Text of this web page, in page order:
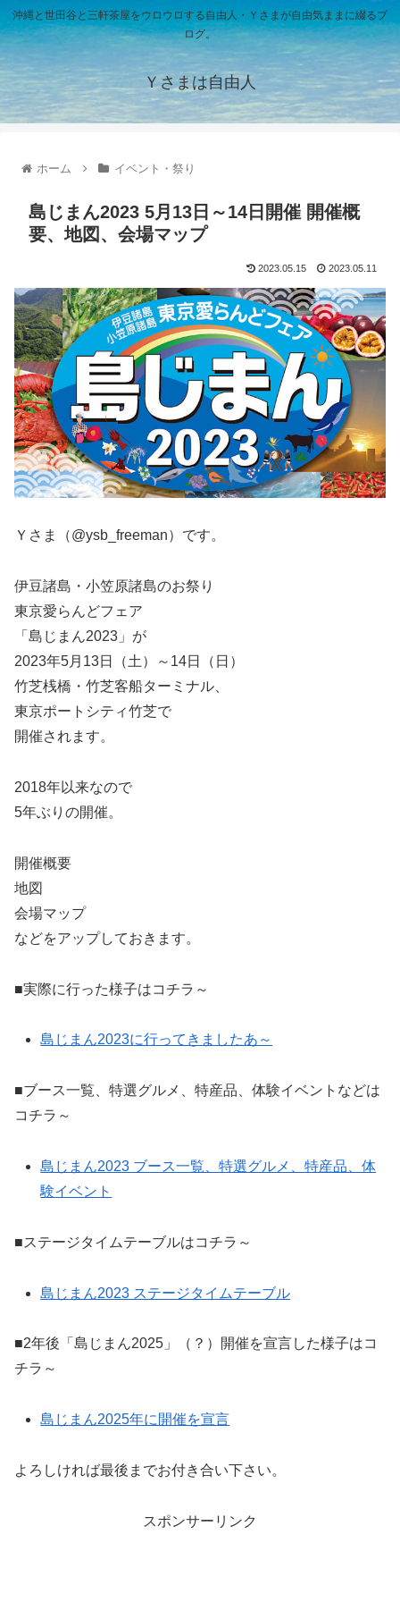
沖縄と世田谷と三軒茶屋をウロウロする自由人・Ｙさまが自由気ままに綴るブ
ログ。
Ｙさまは自由人
ホーム イベント・祭り
島じまん2023 5月13日～14日開催 開催概
要、地図、会場マップ
2023.05.15 2023.05.11
Ｙさま（@ysb_freeman）です。
伊豆諸島・小笠原諸島のお祭り
東京愛らんどフェア
「島じまん2023」が
2023年5月13日（土）～14日（日）
竹芝桟橋・竹芝客船ターミナル、
東京ポートシティ竹芝で
開催されます。
2018年以来なので
5年ぶりの開催。
開催概要
地図
会場マップ
などをアップしておきます。
■実際に行った様子はコチラ～
島じまん2023に行ってきましたあ～
■ブース一覧、特選グルメ、特産品、体験イベントなどは
コチラ～
島じまん2023 ブース一覧、特選グルメ、特産品、体
験イベント
■ステージタイムテーブルはコチラ～
島じまん2023 ステージタイムテーブル
■2年後「島じまん2025」（？）開催を宣言した様子はコ
チラ～
島じまん2025年に開催を宣言
よろしければ最後までお付き合い下さい。
スポンサーリンク